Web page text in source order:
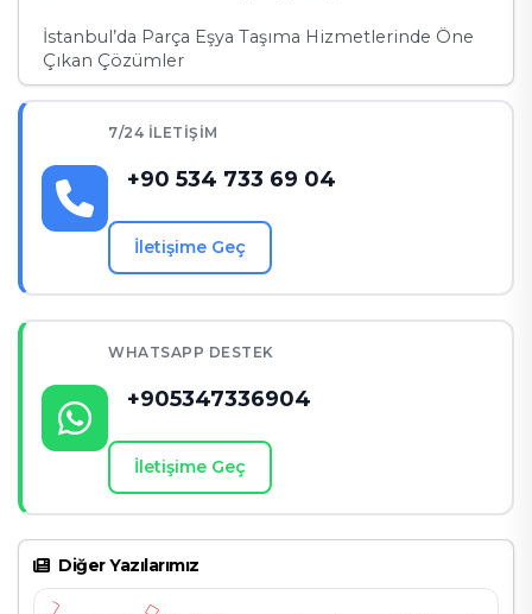
İstanbul’da Parça Eşya Taşıma Hizmetlerinde Öne
Çıkan Çözümler
2. Hassas Eşya Taşımacılığı
Tablo 2: İstanbul’da Parça Eşya Taşıma Hizmetinin
Sıkça Sorulan Sorular
İletişim Bilgileri
7/24 İLETIŞIM
+90 534 733 69 04
İletişime Geç
WHATSAPP DESTEK
+905347336904
İletişime Geç
Diğer Yazılarımız